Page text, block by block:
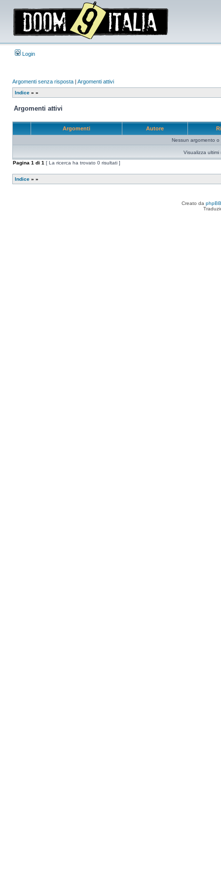
Login
Argomenti senza risposta | Argomenti attivi
Indice » »
Argomenti attivi
Argomenti Autore
Nessun argomento o
Visualizza ultimi
Pagina 1 di 1 [ La ricerca ha trovato 0 risultati ]
Indice » »
Creato da phpBB